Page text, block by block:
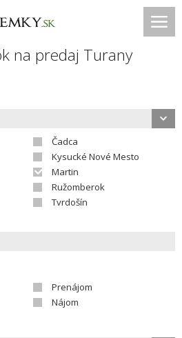
na predaj Turany
Čadca
Kysucké Nové Mesto
Martin
Ružomberok
Tvrdošín
Prenájom
Nájom